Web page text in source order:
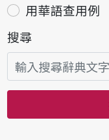
用華語查用例
搜尋